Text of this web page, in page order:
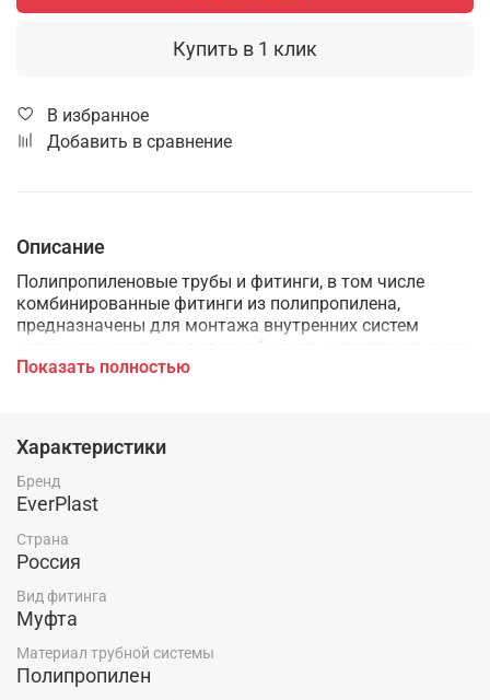
Купить в 1 клик
В избранное
Добавить в сравнение
Описание
Полипропиленовые трубы и фитинги, в том числе
комбинированные фитинги из полипропилена,
предназначены для монтажа внутренних систем
холодного, горячего водоснабжения и отопления, а так
же применяются в технологических трубопроводах,
Показать полностью
Характеристики
Бренд
EverPlast
Страна
Россия
Вид фитинга
Муфта
Материал трубной системы
Полипропилен